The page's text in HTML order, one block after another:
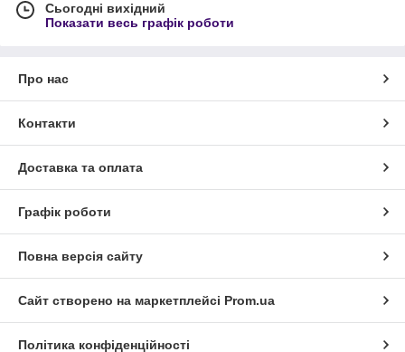
Сьогодні вихідний
Показати весь графік роботи
Про нас
Контакти
Доставка та оплата
Графік роботи
Повна версія сайту
Сайт створено на маркетплейсі Prom.ua
Політика конфіденційності